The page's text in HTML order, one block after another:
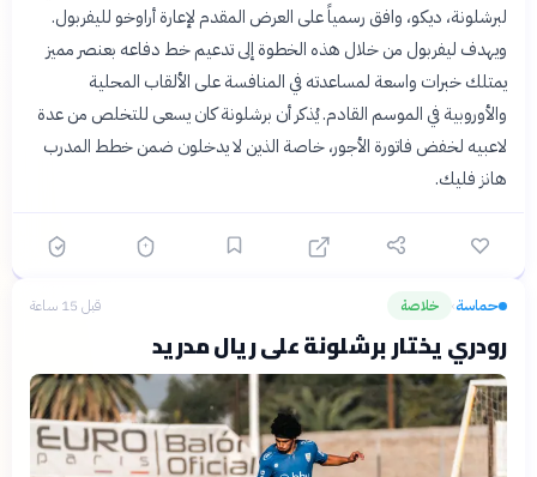
لبرشلونة، ديكو، وافق رسمياً على العرض المقدم لإعارة أراوخو لليفربول.
ويهدف ليفربول من خلال هذه الخطوة إلى تدعيم خط دفاعه بعنصر مميز
يمتلك خبرات واسعة لمساعدته في المنافسة على الألقاب المحلية
والأوروبية في الموسم القادم. يُذكر أن برشلونة كان يسعى للتخلص من عدة
لاعبيه لخفض فاتورة الأجور، خاصة الذين لا يدخلون ضمن خطط المدرب
هانز فليك.
حماسة› خلاصة قبل 15 ساعة
رودري يختار برشلونة على ريال مدريد